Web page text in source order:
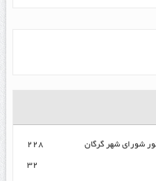
۲۲۸
۳۲